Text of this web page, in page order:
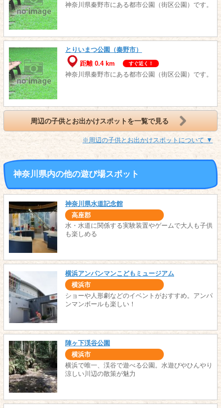
神奈川県秦野市にある都市公園（街区公園）です。
とりいまつ公園（秦野市）
距離 0.4 km
すぐ近く！
神奈川県秦野市にある都市公園（街区公園）です。
周辺の子供とお出かけスポットを一覧で見る
※周辺の子供とお出かけスポットについて ▼
神奈川県内の他の遊び場スポット
神奈川県水道記念館
高座郡
水・水道に関係する実験装置やゲームで大人も子供
も楽しめる
横浜アンパンマンこどもミュージアム
横浜市
ショーや人形劇などのイベントがおすすめ。アンパ
ンマンボールも楽しい！
陣ヶ下渓谷公園
横浜市
横浜で唯一、渓谷で遊べる公園。水遊びやひんやり
涼しい川辺の散策が魅力